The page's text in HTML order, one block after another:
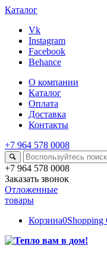
Каталог
Vk
Instagram
Facebook
Behance
О компании
Каталог
Оплата
Доставка
Контакты
+7 964 578 0008
+7 964 578 0008
Заказать звонок
Отложенные
товары
Корзина0Shopping